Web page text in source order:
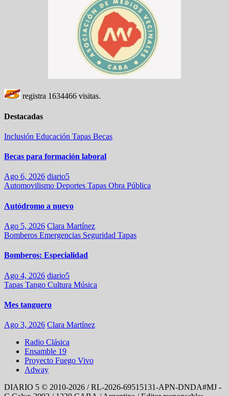
registra 1634466 visitas.
Destacadas
Inclusión Educación Tapas Becas
Becas para formación laboral
Ago 6, 2026 diario5
Automovilismo Deportes Tapas Obra Pública
Autódromo a nuevo
Ago 5, 2026 Clara Martínez
Bomberos Emergencias Seguridad Tapas
Bomberos: Especialidad
Ago 4, 2026 diario5
Tapas Tango Cultura Música
Mes tanguero
Ago 3, 2026 Clara Martínez
Radio Clásica
Ensamble 19
Proyecto Fuego Vivo
Adway
DIARIO 5 © 2010-2026 / RL-2026-69515131-APN-DNDA#MJ -